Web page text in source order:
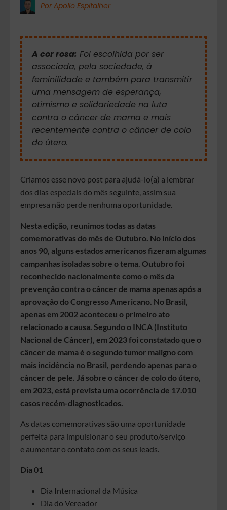
Por Apollo Espitalher
A cor rosa: Foi escolhida por ser
associada, pela sociedade, à
feminilidade e também para transmitir
uma mensagem de esperança,
otimismo e solidariedade na luta
contra o câncer de mama e mais
recentemente contra o câncer de colo
do útero.
Criamos esse novo post para ajudá-lo(a) a lembrar
dos dias especiais do mês seguinte, assim sua
empresa não perde nenhuma oportunidade.
Nesta edição, reunimos todas as datas
comemorativas do mês de Outubro. No início dos
anos 90, alguns estados americanos fizeram algumas
campanhas isoladas sobre o tema. Outubro foi
reconhecido nacionalmente como o mês da
prevenção contra o câncer de mama apenas após a
aprovação do Congresso Americano. No Brasil,
apenas em 2002 aconteceu o primeiro ato
relacionado a causa. Segundo o INCA (Instituto
Nacional de Câncer), em 2023 foi constatado que o
câncer de mama é o segundo tumor maligno com
mais incidência no Brasil, perdendo apenas para o
câncer de pele. Já sobre o câncer de colo do útero,
em 2023, está prevista uma ocorrência de 17.010
casos recém-diagnosticados.
As datas comemorativas são uma oportunidade
perfeita para impulsionar o seu produto/serviço
e aumentar o contato com os seus leads.
Dia 01
Dia Internacional da Música
Dia do Vereador